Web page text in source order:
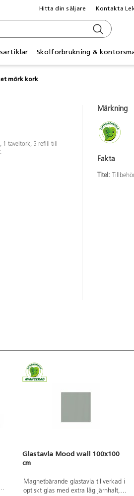
Skolförbrukning &
Hitta din säljare Kontakta
mörk kork
1 taveltork, 5 refill till
Märkning
Fakta
Titel:
Glastavla Mood wall 100x100
cm
Magnetbärande glastavla tillverkad i
optiskt glas med extra låg järnhalt,